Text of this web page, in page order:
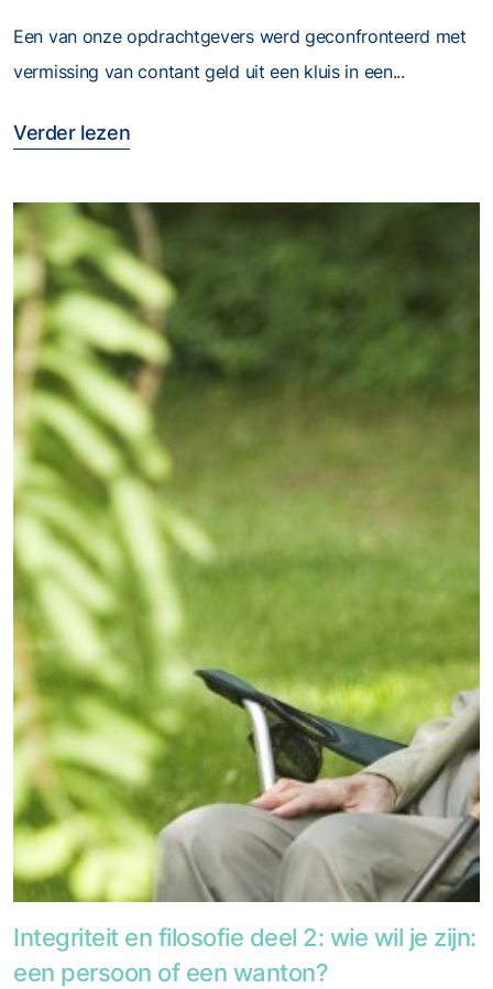
Een van onze opdrachtgevers werd geconfronteerd met
vermissing van contant geld uit een kluis in een...
Verder lezen
Integriteit en filosofie deel 2: wie wil je zijn:
een persoon of een wanton?